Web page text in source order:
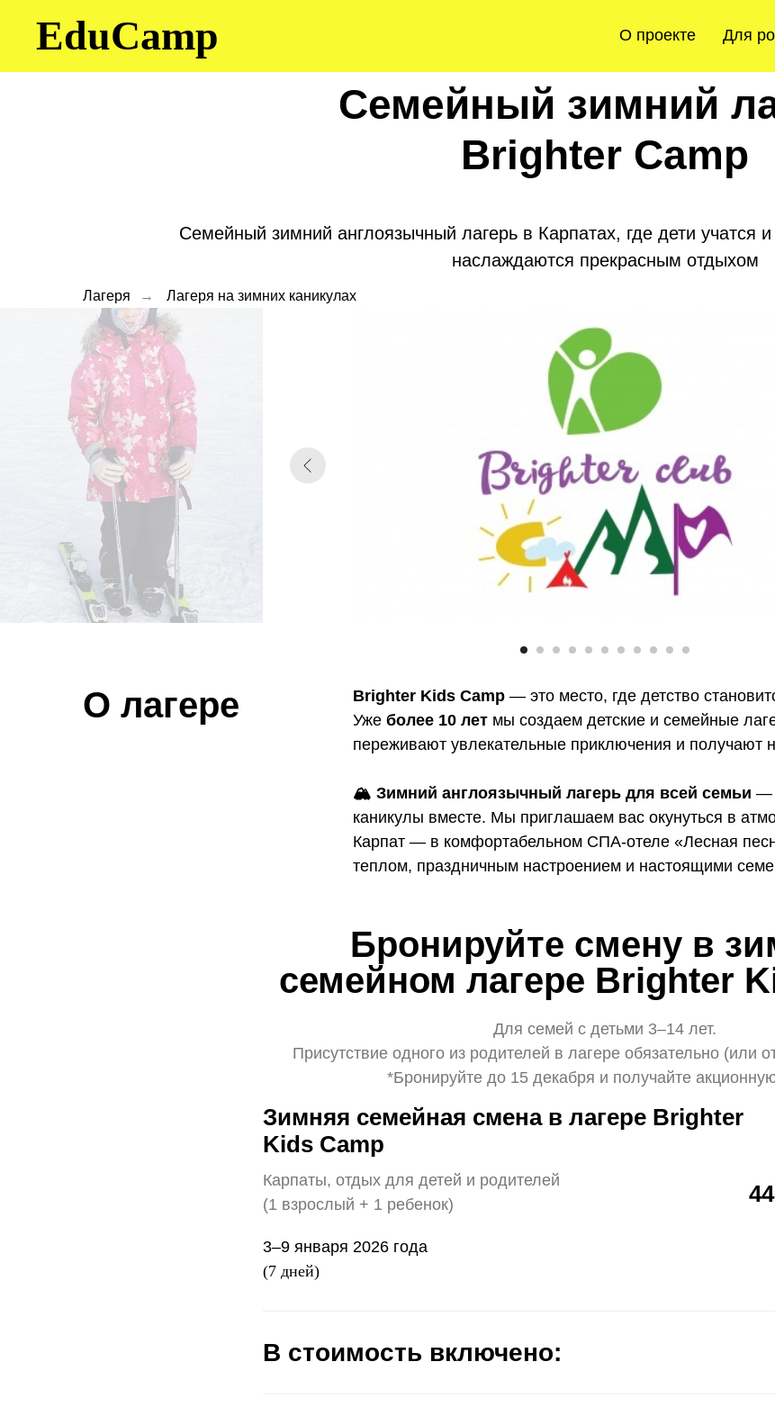
EduCamp О проекте Для
Семейный зимний
Brighter Camp
Семейный зимний англоязычный лагерь в Карпатах, где дети учатся
наслаждаются прекрасным отдыхом
Лагеря → Лагеря на зимних каникулах
О лагере Brighter Kids Camp — это место, где детство
Уже более 10 лет мы создаем детские и семейные
переживают увлекательные приключения и получают
🏔️ Зимний англоязычный лагерь для всей семьи —
каникулы вместе. Мы приглашаем вас окунуться в
Карпат — в комфортабельном СПА-отеле «Лесная
теплом, праздничным настроением и настоящими
Бронируйте смену в
семейном лагере Brighter
Для семей с детьми 3–14 лет.
Присутствие одного из родителей в лагере обязательно (или
*Бронируйте до 15 декабря и получайте
Зимняя семейная смена в лагере Brighter
Kids Camp
Карпаты, отдых для детей и родителей
(1 взрослый + 1 ребенок)
3–9 января 2026 года
(7 дней)
В стоимость включено: